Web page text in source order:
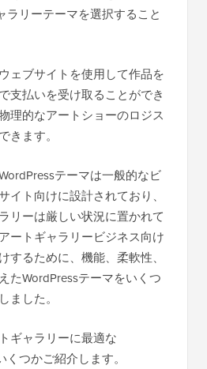
ラリーテーマを選択すること
ェブサイトを使用して作品を
支払いを受け取ることができ
理的なアートショーのロジス
きます。
テーマは一般的なビ
イト向けに設計されており、
リーは厳しい状況に置かれて
ートギャラリービジネス向け
するために、機能、柔軟性、
たWordPressテーマをいくつ
ました。
ギャラリーに最適な
つかご紹介します。